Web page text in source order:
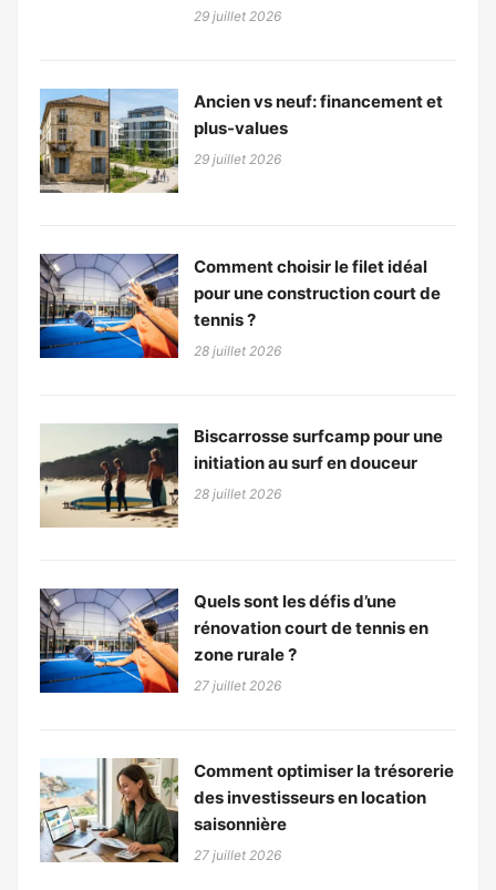
29 juillet 2026
Ancien vs neuf: financement et
plus-values
29 juillet 2026
Comment choisir le filet idéal
pour une construction court de
tennis ?
28 juillet 2026
Biscarrosse surfcamp pour une
initiation au surf en douceur
28 juillet 2026
Quels sont les défis d’une
rénovation court de tennis en
zone rurale ?
27 juillet 2026
Comment optimiser la trésorerie
des investisseurs en location
saisonnière
27 juillet 2026